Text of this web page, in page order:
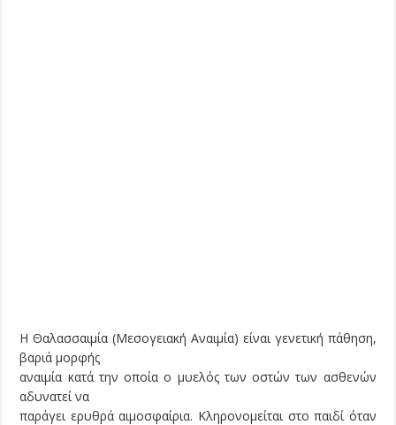
Η Θαλασσαιμία (Μεσογειακή Αναιμία) είναι γενετική πάθηση,
βαριά μορφής
αναιμία κατά την οποία ο μυελός των οστών των ασθενών
αδυνατεί να
παράγει ερυθρά αιμοσφαίρια. Κληρονομείται στο παιδί όταν